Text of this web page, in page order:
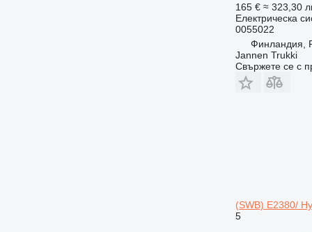
165 € ≈ 323,30
Електрическа
0055022
Финландия,
Jannen Trukki
Свържете се с
(SWB) E2380/
5